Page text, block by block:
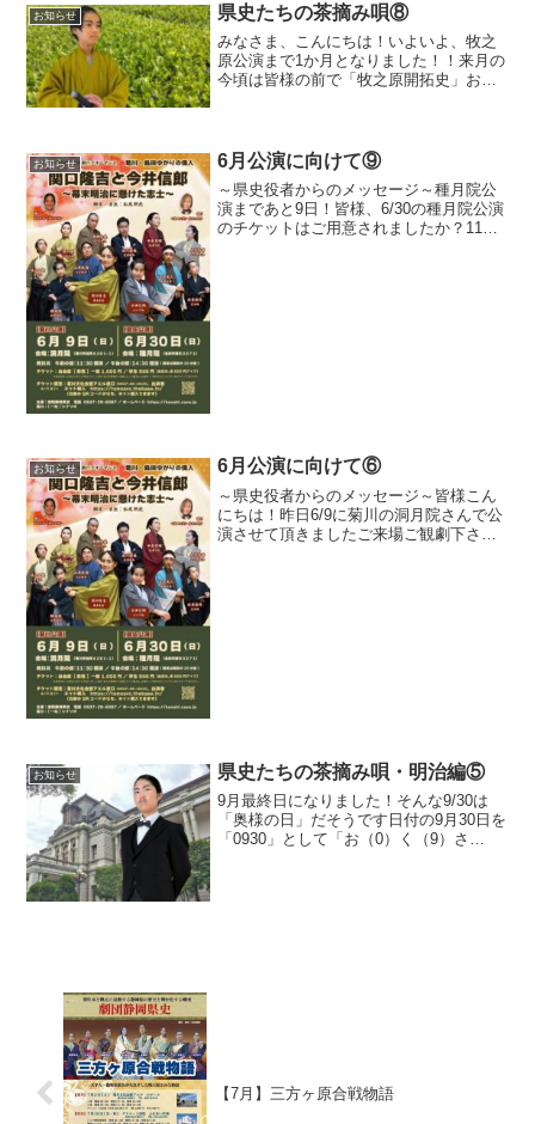
お知らせ 県史たちの茶摘み唄⑧
みなさま、こんにちは！いよいよ、牧之
原公演まで1か月となりました！！来月の
今頃は皆様の前で「牧之原開拓史」お披
という地域に根ざした実...
お知らせ 6月公演に向けて⑨
～県史役者からのメッセージ～種月院公
演まであと9日！皆様、6/30の種月院公演
のチケットはご用意されましたか？11：
お知らせ 6月公演に向けて⑥
～県史役者からのメッセージ～皆様こん
にちは！昨日6/9に菊川の洞月院さんで公
演させて頂きましたご来場ご観劇下さい
お知らせ 県史たちの茶摘み唄・明治編⑤
9月最終日になりました！そんな9/30は
「奥様の日」だそうです日付の9月30日を
「0930」として「お（0）く（9）さ
【7月】三方ヶ原合戦物語